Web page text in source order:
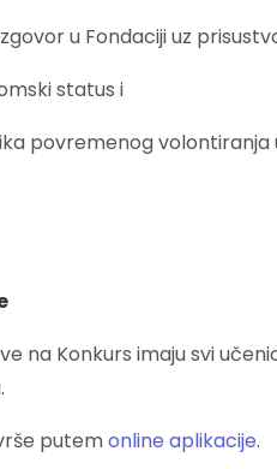
u Fondaciji uz
status i
povremenog volontiranja
na Konkurs imaju svi
putemonline aplikacije.